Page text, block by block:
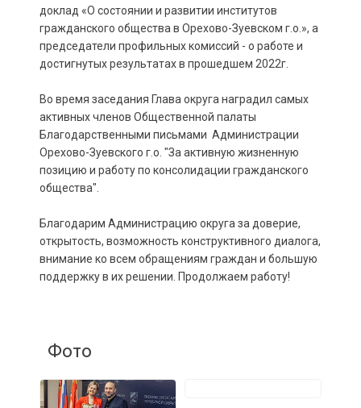
доклад «О состоянии и развитии институтов
гражданского общества в Орехово-Зуевском г.о.», а
председатели профильных комиссий - о работе и
достигнутых результатах в прошедшем 2022г.
Во время заседания Глава округа наградил самых
активных членов Общественной палаты
Благодарственными письмами Администрации
Орехово-Зуевского г.о. "За активную жизненную
позицию и работу по консолидации гражданского
общества".
Благодарим Администрацию округа за доверие,
открытость, возможность конструктивного диалога,
внимание ко всем обращениям граждан и большую
поддержку в их решении. Продолжаем работу!
Фото